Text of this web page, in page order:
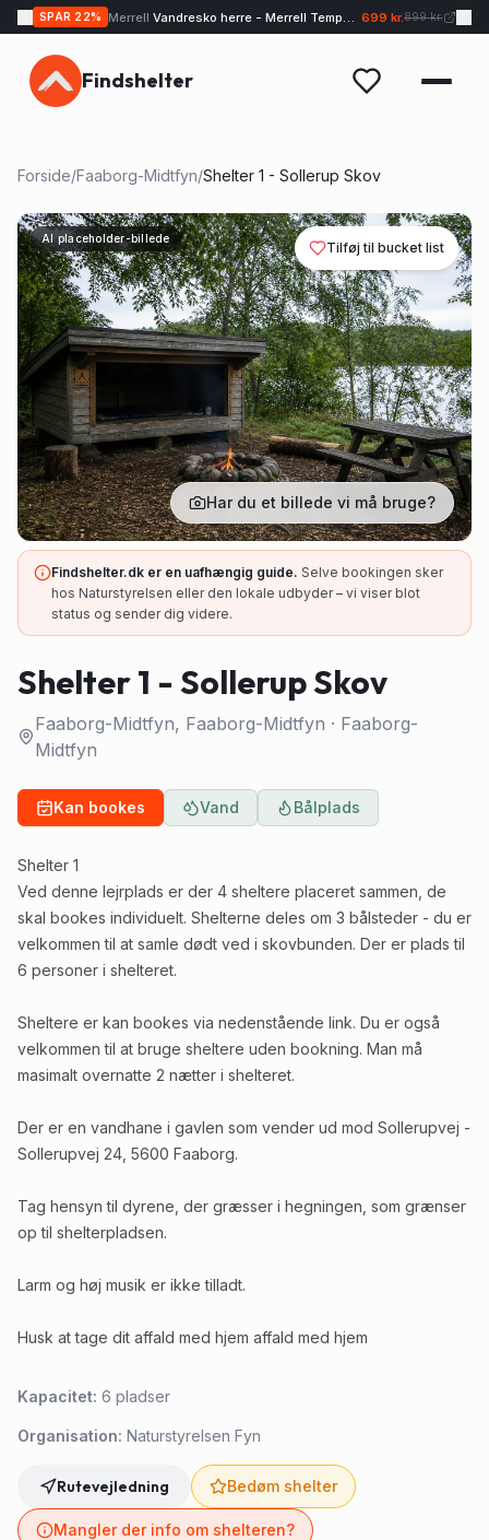
SPAR 22% Merrell Vandresko herre - Merrell Tempo EXP - Sand 699 kr.899 kr.
Findshelter
Forside/Faaborg-Midtfyn/Shelter 1 - Sollerup Skov
AI placeholder-billede
Tilføj til bucket list
Har du et billede vi må bruge?
Findshelter.dk er en uafhængig guide. Selve bookingen sker
hos Naturstyrelsen eller den lokale udbyder – vi viser blot
status og sender dig videre.
Shelter 1 - Sollerup Skov
Faaborg-Midtfyn, Faaborg-Midtfyn · Faaborg-
Midtfyn
Kan bookes Vand Bålplads
Shelter 1
Ved denne lejrplads er der 4 sheltere placeret sammen, de
skal bookes individuelt. Shelterne deles om 3 bålsteder - du er
velkommen til at samle dødt ved i skovbunden. Der er plads til
6 personer i shelteret.
Sheltere er kan bookes via nedenstående link. Du er også
velkommen til at bruge sheltere uden bookning. Man må
masimalt overnatte 2 nætter i shelteret.
Der er en vandhane i gavlen som vender ud mod Sollerupvej -
Sollerupvej 24, 5600 Faaborg.
Tag hensyn til dyrene, der græsser i hegningen, som grænser
op til shelterpladsen.
Larm og høj musik er ikke tilladt.
Husk at tage dit affald med hjem affald med hjem
Kapacitet: 6 pladser
Organisation: Naturstyrelsen Fyn
Rutevejledning Bedøm shelter
Mangler der info om shelteren?